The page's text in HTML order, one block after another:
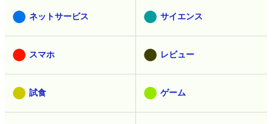
ネットサービス サイエンス
スマホ レビュー
試食 ゲーム